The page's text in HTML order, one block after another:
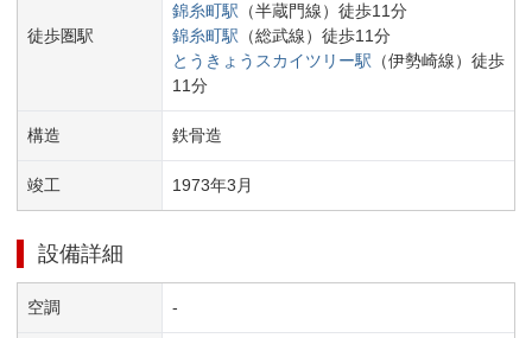
徒歩圏駅
錦糸町駅 （半蔵門線） 徒歩11分
錦糸町駅 （総武線） 徒歩11分
とうきょうスカイツリー駅 （伊勢崎線） 徒歩
11分
構造 鉄骨造
竣工 1973年3 月
設備詳細
空調 -